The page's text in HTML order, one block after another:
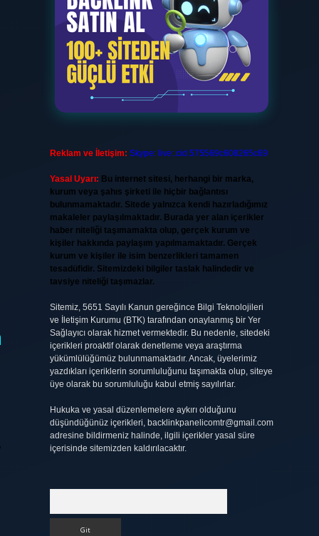
Reklam ve İletişim: Skype: live:.cid.575569c608265c69
Yasal Uyarı: Bu internet sitesi, herhangi bir marka,
kurum veya şahıs şirketi ile hiçbir bağlantısı
bulunmamaktadır. Sitede yalnızca kendi hazırladığımız
makaleler paylaşılmaktadır. Burada yer alan içerikler
haber niteliği taşımamakta olup, gerçek kurum ve
kişiler hakkında paylaşım yapılmamaktadır. Gerçek
kurum ve kişiler ile isim benzerlikleri tamamen
tesadüfidir. Sitemizdeki bilgiler taslak halindedir ve
tavsiye niteliği taşımazlar.
Sitemiz, 5651 Sayılı Kanun gereğince Bilgi Teknolojileri
ve İletişim Kurumu (BTK) tarafından onaylanmış bir Yer
Sağlayıcı olarak hizmet vermektedir. Bu nedenle, sitedeki
içerikleri proaktif olarak denetleme veya araştırma
yükümlülüğümüz bulunmamaktadır. Ancak, üyelerimiz
yazdıkları içeriklerin sorumluluğunu taşımakta olup, siteye
üye olarak bu sorumluluğu kabul etmiş sayılırlar.
Hukuka ve yasal düzenlemelere aykırı olduğunu
düşündüğünüz içerikleri, backlinkpanelicomtr@gmail.com
adresine bildirmeniz halinde, ilgili içerikler yasal süre
içerisinde sitemizden kaldırılacaktır.